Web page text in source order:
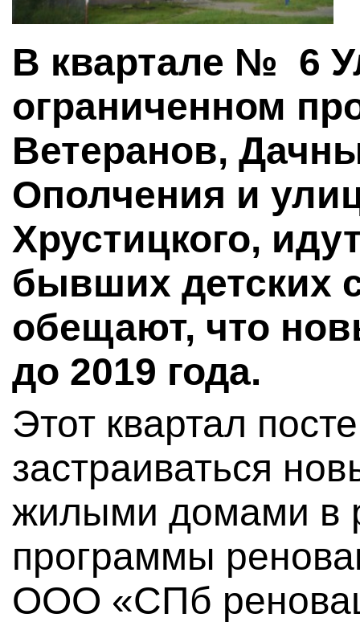
В квартале № 6
ограниченном
Ветеранов,
Ополчения и
Хрустицкого,
бывших детских
обещают, что
до 2019 года.
Этот квартал
застраиваться
жилыми домами в
программы
ООО «СПб